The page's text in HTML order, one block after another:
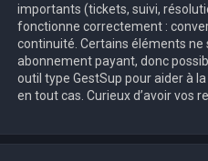
importants (tickets, suivi,
fonctionne correctement :
continuité. Certains éléments ne
abonnement payant, donc
outil type GestSup pour aider à
en tout cas. Curieux d’avoir vos